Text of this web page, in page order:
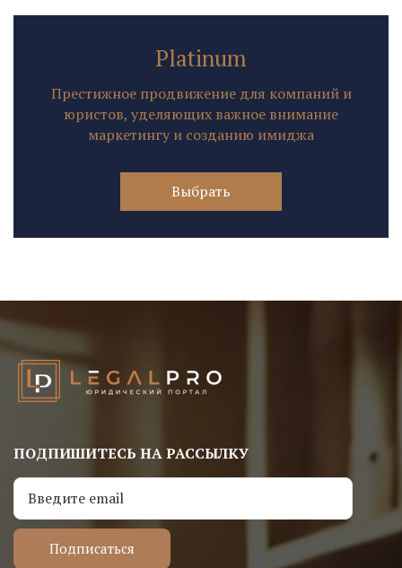
Platinum
Престижное продвижение для компаний и
юристов, уделяющих важное внимание
маркетингу и созданию имиджа
Выбрать
ПОДПИШИТЕСЬ НА РАССЫЛКУ